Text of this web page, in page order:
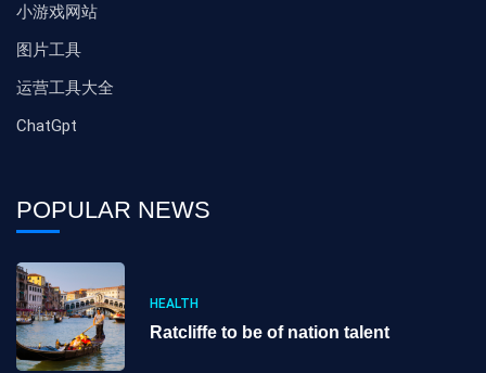
小游戏网站
图片工具
运营工具大全
ChatGpt
POPULAR NEWS
HEALTH
Ratcliffe to be of nation talent